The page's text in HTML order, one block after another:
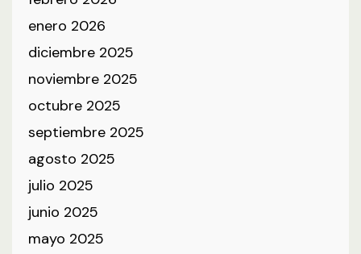
enero 2026
diciembre 2025
noviembre 2025
octubre 2025
septiembre 2025
agosto 2025
julio 2025
junio 2025
mayo 2025